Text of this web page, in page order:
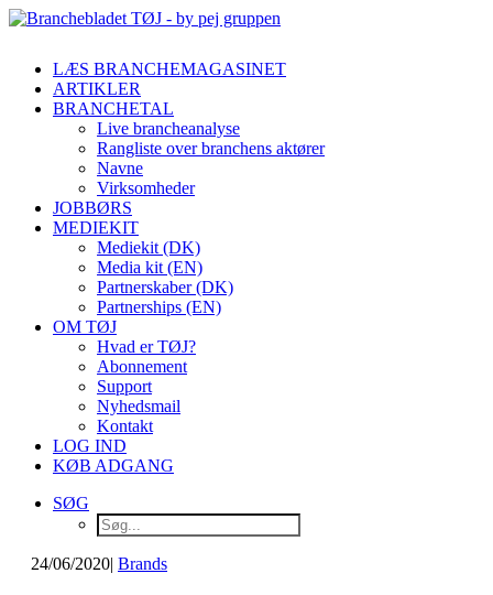
LÆS BRANCHEMAGASINET
ARTIKLER
BRANCHETAL
Live brancheanalyse
Rangliste over branchens aktører
Navne
Virksomheder
JOBBØRS
MEDIEKIT
Mediekit (DK)
Media kit (EN)
Partnerskaber (DK)
Partnerships (EN)
OM TØJ
Hvad er TØJ?
Abonnement
Support
Nyhedsmail
Kontakt
LOG IND
KØB ADGANG
SØG
24/06/2020| Brands